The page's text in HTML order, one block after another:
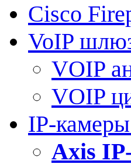
Cisco
VoIP
VOIP
VOIP
IP-
Axis